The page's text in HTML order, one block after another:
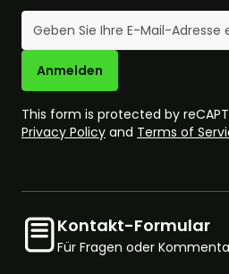
E-Mail-Adresse
Anmelden
This form is protected by
Privacy Policy and Terms of
Kontakt-Formular
Für Fragen oder